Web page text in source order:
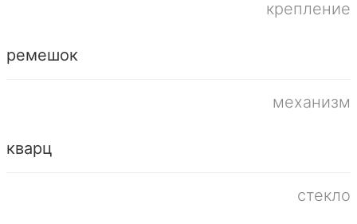
крепление
ремешок
механизм
кварц
стекло